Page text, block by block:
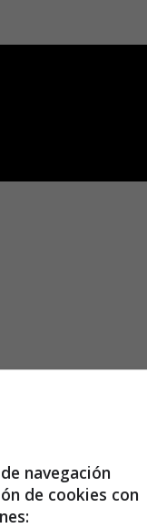
deberán
navegación
de cookies con